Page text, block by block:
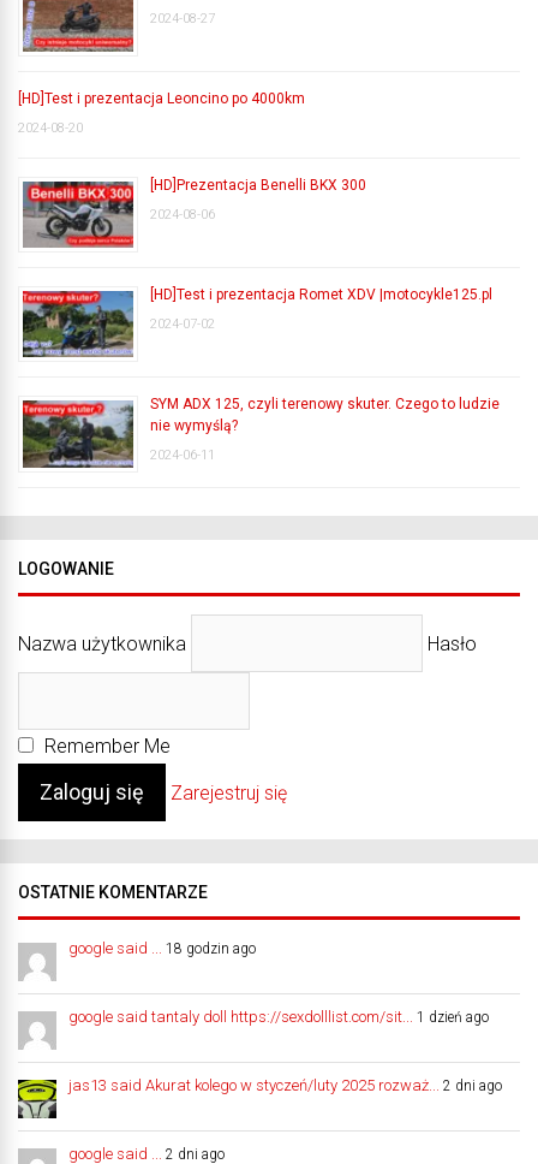
2024-08-27
[HD]Test i prezentacja Leoncino po 4000km
2024-08-20
[HD]Prezentacja Benelli BKX 300
2024-08-06
[HD]Test i prezentacja Romet XDV |motocykle125.pl
2024-07-02
SYM ADX 125, czyli terenowy skuter. Czego to ludzie
nie wymyślą?
2024-06-11
LOGOWANIE
Nazwa użytkownika Hasło
Remember Me
Zarejestruj się
OSTATNIE KOMENTARZE
google said ... 18 godzin ago
google said tantaly doll https://sexdolllist.com/sit... 1 dzień ago
jas13 said Akurat kolego w styczeń/luty 2025 rozważ... 2 dni ago
google said ... 2 dni ago